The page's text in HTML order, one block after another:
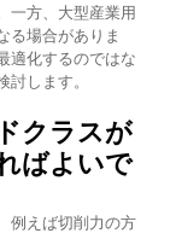
一方、大型産業用
る場合がありま
適化するのではな
します。
クラスが
ばよいで
例えば切削力の方